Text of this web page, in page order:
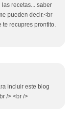
recetas... saber
pueden decir.<br
te recupres prontito.
incluir este blog
/> <br />